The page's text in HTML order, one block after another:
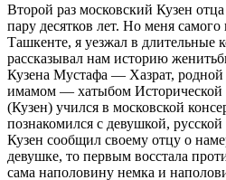
Второй раз московский Кузен
пару десятков лет. Но меня
Ташкенте, я уезжал в длительные
рассказывал нам историю
Кузена Мустафа — Хазрат, родной
имамом — хатыбом Исторической
(Кузен) учился в московской
познакомился с девушкой,
Кузен сообщил своему отцу о
девушке, то первым восстала
сама наполовину немка и